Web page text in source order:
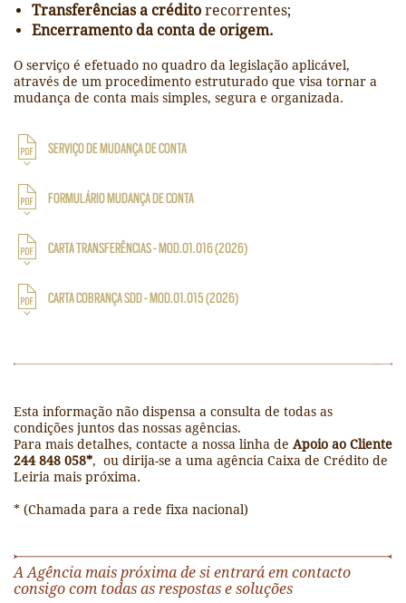
Transferências a crédito recorrentes;
Encerramento da conta de origem.
O serviço é efetuado no quadro da legislação aplicável,
através de um procedimento estruturado que visa tornar a
mudança de conta mais simples, segura e organizada.
SERVIÇO DE MUDANÇA DE CONTA
FORMULÁRIO MUDANÇA DE CONTA
CARTA TRANSFERÊNCIAS - MOD.01.016 (2026)
CARTA COBRANÇA SDD - MOD.01.015 (2026)
Esta informação não dispensa a consulta de todas as
condições juntos das nossas agências.
Para mais detalhes, contacte a nossa linha de Apoio ao Cliente
244 848 058*, ou dirija-se a uma agência Caixa de Crédito de
Leiria mais próxima.
* (Chamada para a rede fixa nacional)
A Agência mais próxima de si entrará em contacto
consigo com todas as respostas e soluções